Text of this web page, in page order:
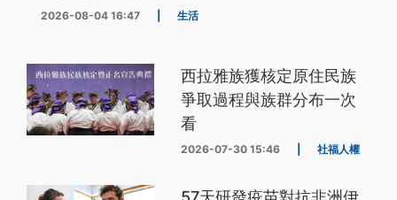
2026-08-04 16:47 生活
西拉雅族獲核定原住民族
爭取過程與族群分布一次
看
2026-07-30 15:46 社福人權